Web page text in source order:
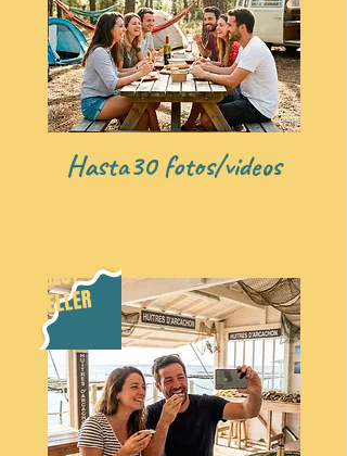
Hasta30 fotos/videos
BEST
SELLER